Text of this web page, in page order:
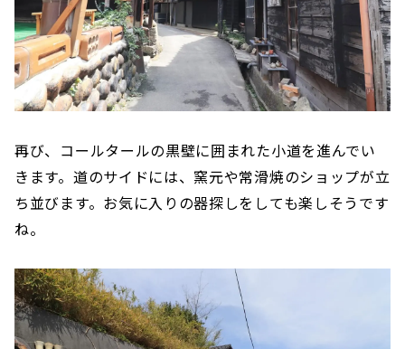
再び、コールタールの黒壁に囲まれた小道を進んでい
きます。道のサイドには、窯元や常滑焼のショップが立
ち並びます。お気に入りの器探しをしても楽しそうです
ね。